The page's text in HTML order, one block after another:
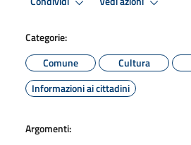
Categorie:
Comune
Cultura
Informazioni ai cittadini
Argomenti: